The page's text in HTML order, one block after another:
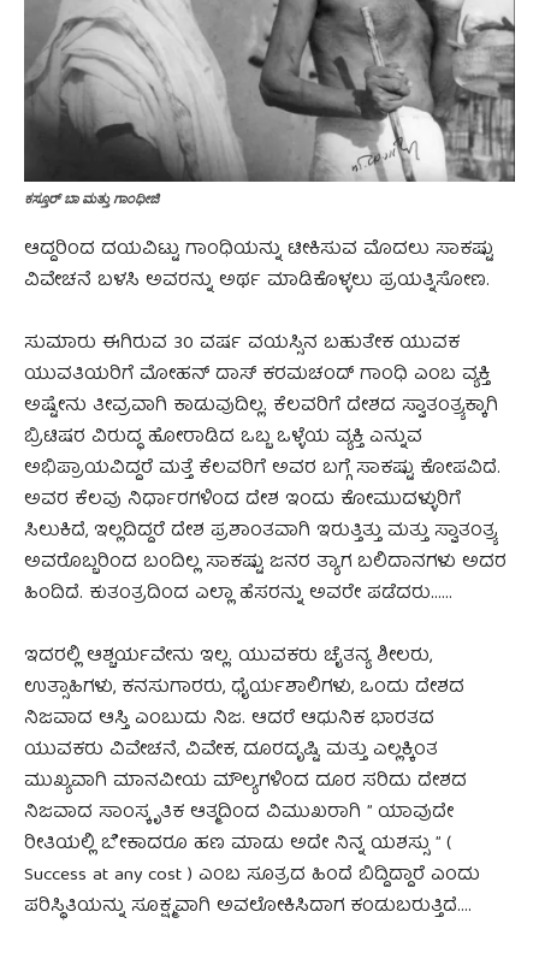
ಕಸ್ತೂರ್‌ ಬಾ ಮತ್ತು ಗಾಂಧೀಜಿ
ಆದ್ದರಿಂದ ದಯವಿಟ್ಟು ಗಾಂಧಿಯನ್ನು ಟೀಕಿಸುವ ಮೊದಲು ಸಾಕಷ್ಟು
ವಿವೇಚನೆ ಬಳಸಿ ಅವರನ್ನು ಅರ್ಥ ಮಾಡಿಕೊಳ್ಳಲು ಪ್ರಯತ್ನಿಸೋಣ.
ಸುಮಾರು ಈಗಿರುವ 30 ವರ್ಷ ವಯಸ್ಸಿನ ಬಹುತೇಕ ಯುವಕ
ಯುವತಿಯರಿಗೆ ಮೋಹನ್ ದಾಸ್ ಕರಮಚಂದ್ ಗಾಂಧಿ ಎಂಬ ವ್ಯಕ್ತಿ
ಅಷ್ಟೇನು ತೀವ್ರವಾಗಿ ಕಾಡುವುದಿಲ್ಲ. ಕೆಲವರಿಗೆ ದೇಶದ ಸ್ವಾತಂತ್ರ್ಯಕ್ಕಾಗಿ
ಬ್ರಿಟಿಷರ ವಿರುದ್ಧ ಹೋರಾಡಿದ ಒಬ್ಬ ಒಳ್ಳೆಯ ವ್ಯಕ್ತಿ ಎನ್ನುವ
ಅಭಿಪ್ರಾಯವಿದ್ದರೆ ಮತ್ತೆ ಕೆಲವರಿಗೆ ಅವರ ಬಗ್ಗೆ ಸಾಕಷ್ಟು ಕೋಪವಿದೆ.
ಅವರ ಕೆಲವು ನಿರ್ಧಾರಗಳಿಂದ ದೇಶ ಇಂದು ಕೋಮುದಳ್ಳುರಿಗೆ
ಸಿಲುಕಿದೆ, ಇಲ್ಲದಿದ್ದರೆ ದೇಶ ಪ್ರಶಾಂತವಾಗಿ ಇರುತ್ತಿತ್ತು ಮತ್ತು ಸ್ವಾತಂತ್ರ್ಯ
ಅವರೊಬ್ಬರಿಂದ ಬಂದಿಲ್ಲ ಸಾಕಷ್ಟು ಜನರ ತ್ಯಾಗ ಬಲಿದಾನಗಳು ಅದರ
ಹಿಂದಿದೆ. ಕುತಂತ್ರದಿಂದ ಎಲ್ಲಾ ಹೆಸರನ್ನು ಅವರೇ ಪಡೆದರು……
ಇದರಲ್ಲಿ ಆಶ್ಚರ್ಯವೇನು ಇಲ್ಲ. ಯುವಕರು ಚೈತನ್ಯ ಶೀಲರು,
ಉತ್ಸಾಹಿಗಳು, ಕನಸುಗಾರರು, ಧೈರ್ಯಶಾಲಿಗಳು, ಒಂದು ದೇಶದ
ನಿಜವಾದ ಆಸ್ತಿ ಎಂಬುದು ನಿಜ. ಆದರೆ ಆಧುನಿಕ ಭಾರತದ
ಯುವಕರು ವಿವೇಚನೆ, ವಿವೇಕ, ದೂರದೃಷ್ಟಿ ಮತ್ತು ಎಲ್ಲಕ್ಕಿಂತ
ಮುಖ್ಯವಾಗಿ ಮಾನವೀಯ ಮೌಲ್ಯಗಳಿಂದ ದೂರ ಸರಿದು ದೇಶದ
ನಿಜವಾದ ಸಾಂಸ್ಕೃತಿಕ ಆತ್ಮದಿಂದ ವಿಮುಖರಾಗಿ ” ಯಾವುದೇ
ರೀತಿಯಲ್ಲಿ ಬೇಕಾದರೂ ಹಣ ಮಾಡು ಅದೇ ನಿನ್ನ ಯಶಸ್ಸು ” (
Success at any cost ) ಎಂಬ ಸೂತ್ರದ ಹಿಂದೆ ಬಿದ್ದಿದ್ದಾರೆ ಎಂದು
ಪರಿಸ್ಥಿತಿಯನ್ನು ಸೂಕ್ಷ್ಮವಾಗಿ ಅವಲೋಕಿಸಿದಾಗ ಕಂಡುಬರುತ್ತಿದೆ….